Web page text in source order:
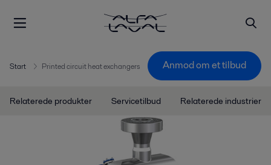
Start Printed circuit heat exchangers Anmod om et tilbud
Relaterede produkter Servicetilbud Relaterede industrier